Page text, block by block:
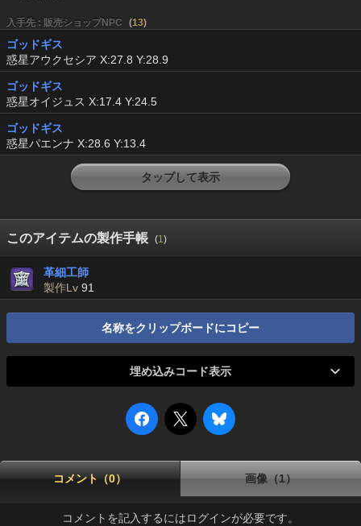
入手先 : 販売ショップNPC (13)
ゴッドギス
惑星アウクセシア X:27.8 Y:28.9
ゴッドギス
惑星オイジュス X:17.4 Y:24.5
ゴッドギス
惑星パエンナ X:28.6 Y:13.4
タップして表示
このアイテムの製作手帳 (1)
革細工師
製作Lv 91
名称をクリップボードにコピー
埋め込みコード表示
コメント（0） 画像（1）
コメントを記入するにはログインが必要です。